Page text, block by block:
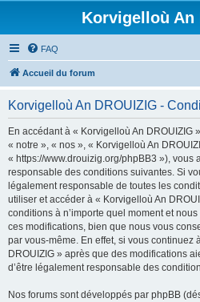
Korvigelloù An
FAQ
Accueil du forum
Korvigelloù An DROUIZIG -
En accédant à « Korvigelloù An DROUIZIG
« notre », « nos », « Korvigelloù An
« https://www.drouizig.org/phpBB3 »), vous
responsable des conditions suivantes. Si
légalement responsable de toutes les
utiliser et accéder à « Korvigelloù An
conditions à n’importe quel moment et
ces modifications, bien que nous vous
par vous-même. En effet, si vous continuez
DROUIZIG » après que des modifications
d’être légalement responsable des
Nos forums sont développés par phpBB